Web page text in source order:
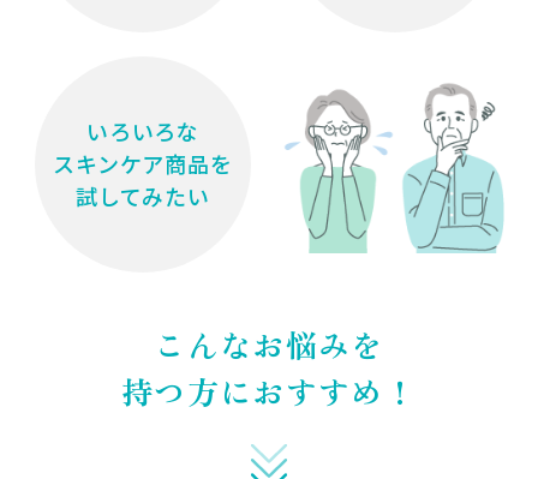
いろいろな
スキンケア商品を
試してみたい
こんなお悩みを
持つ方におすすめ！